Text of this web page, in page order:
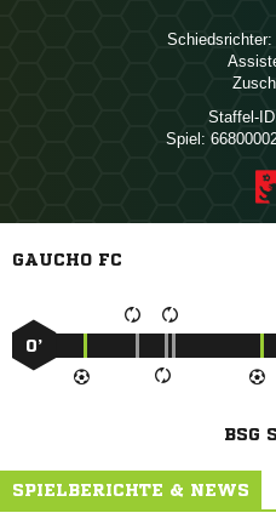
Schiedsrichter:
Staffel-
Spiel:
GAUCHO FC
0’
BSG
SPIELBERICHTE & NEWS